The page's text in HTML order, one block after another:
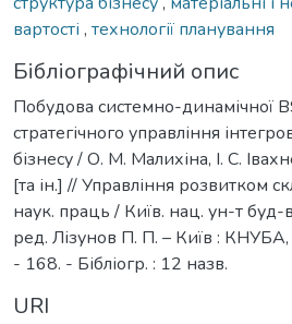
вартості , технології планування
Бібліографічний опис
Побудова системно-динамічної
стратегічного управління
бізнесу / О. М. Малихіна, І. C.
[та ін.] // Управління розвитком
наук. праць / Київ. нац. ун-т буд-
ред. Лізунов П. П. – Київ :
- 168. - Бібліогр. : 12 назв.
URI